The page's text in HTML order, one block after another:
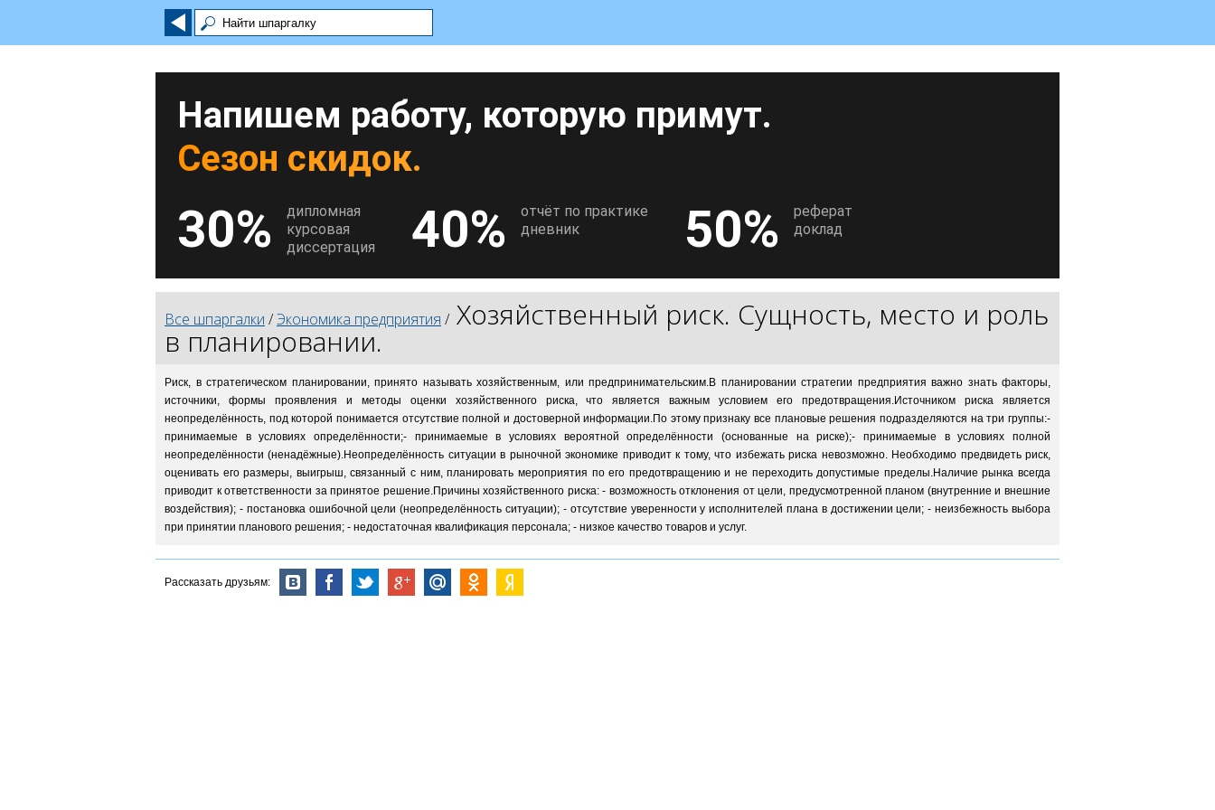
Напишем работу, которую примут.
Сезон скидок.
30%
дипломная
курсовая
диссертация
40%
отчёт по практике
дневник
50%
реферат
доклад
Все шпаргалки /Экономика предприятия / Хозяйственный риск. Сущность, место и роль
в планировании.
Риск, в стратегическом планировании, принято называть хозяйственным, или предпринимательским.В планировании стратегии предприятия важно знать факторы,
источники, формы проявления и методы оценки хозяйственного риска, что является важным условием его предотвращения.Источником риска является
неопределённость, под которой понимается отсутствие полной и достоверной информации.По этому признаку все плановые решения подразделяются на три группы:-
принимаемые в условиях определённости;- принимаемые в условиях вероятной определённости (основанные на риске);- принимаемые в условиях полной
неопределённости (ненадёжные).Неопределённость ситуации в рыночной экономике приводит к тому, что избежать риска невозможно. Необходимо предвидеть риск,
оценивать его размеры, выигрыш, связанный с ним, планировать мероприятия по его предотвращению и не переходить допустимые пределы.Наличие рынка всегда
приводит к ответственности за принятое решение.Причины хозяйственного риска: - возможность отклонения от цели, предусмотренной планом (внутренние и внешние
воздействия); - постановка ошибочной цели (неопределённость ситуации); - отсутствие уверенности у исполнителей плана в достижении цели; - неизбежность выбора
при принятии планового решения; - недостаточная квалификация персонала; - низкое качество товаров и услуг.
Рассказать друзьям: